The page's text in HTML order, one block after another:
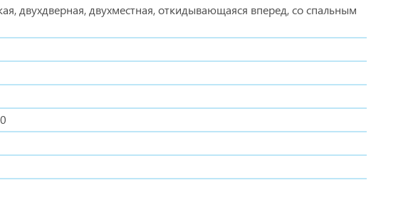
двухдверная, двухместная, откидывающаяся вперед, со спальным